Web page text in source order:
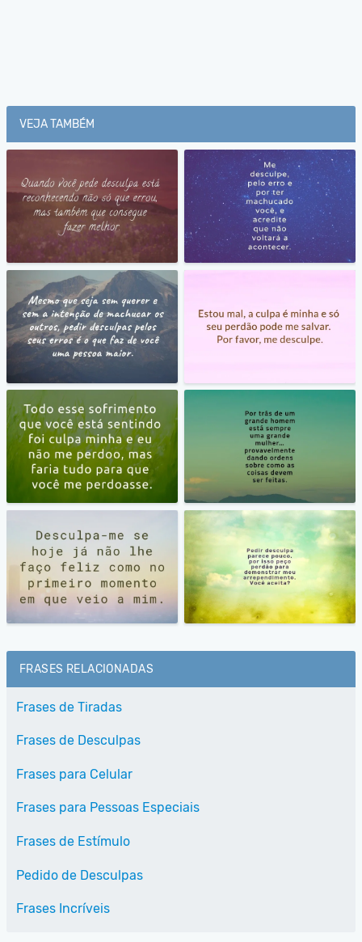
VEJA TAMBÉM
FRASES RELACIONADAS
Frases de Tiradas
Frases de Desculpas
Frases para Celular
Frases para Pessoas Especiais
Frases de Estímulo
Pedido de Desculpas
Frases Incríveis